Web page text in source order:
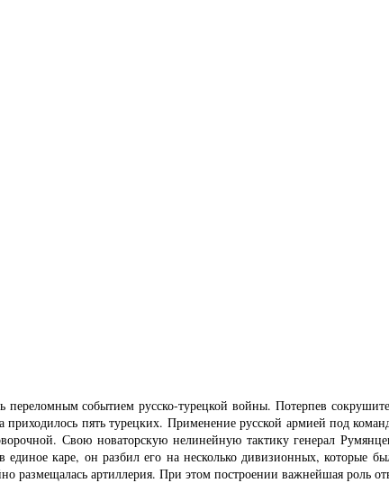
переломным событием русско-турецкой войны. Потерпев
пять турецких. Применение русской армией под
Свою новаторскую нелинейную тактику генерал
в единое каре, он разбил его на несколько дивизионных,
размещалась артиллерия. При этом построении важнейшая роль